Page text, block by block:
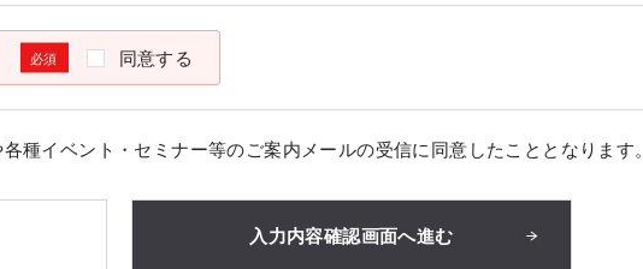
同意する
種イベント・セミナー等のご案内メールの受信に同意したこととなります。